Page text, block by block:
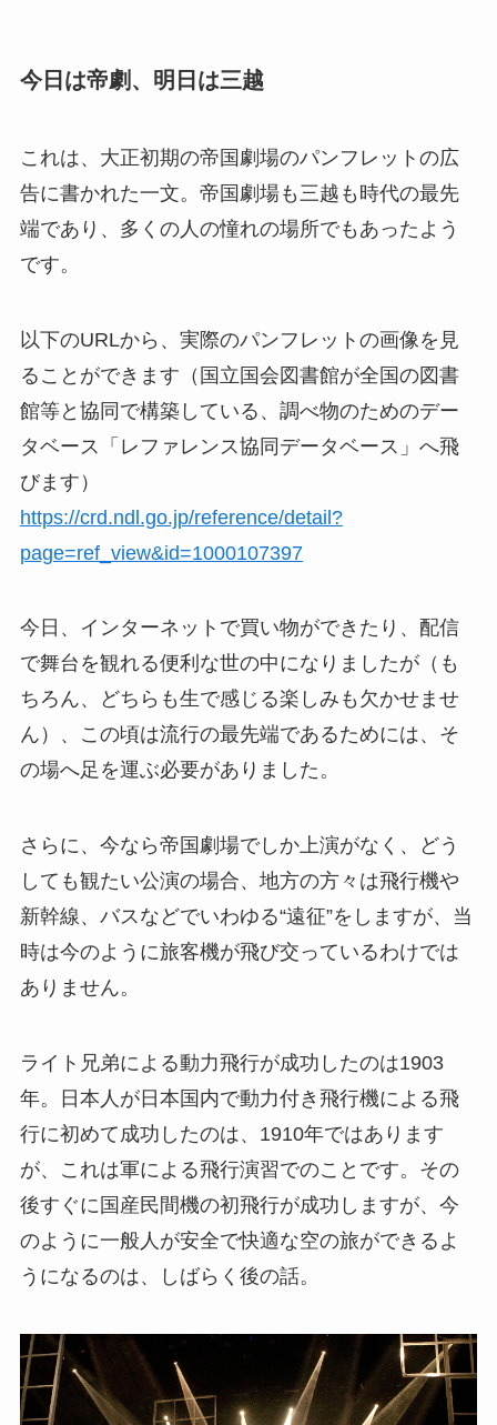
今日は帝劇、明日は三越
これは、大正初期の帝国劇場のパンフレットの広
告に書かれた一文。帝国劇場も三越も時代の最先
端であり、多くの人の憧れの場所でもあったよう
です。
以下のURLから、実際のパンフレットの画像を見
ることができます（国立国会図書館が全国の図書
館等と協同で構築している、調べ物のためのデー
タベース「レファレンス協同データベース」へ飛
びます）
https://crd.ndl.go.jp/reference/detail?
page=ref_view&id=1000107397
今日、インターネットで買い物ができたり、配信
で舞台を観れる便利な世の中になりましたが（も
ちろん、どちらも生で感じる楽しみも欠かせませ
ん）、この頃は流行の最先端であるためには、そ
の場へ足を運ぶ必要がありました。
さらに、今なら帝国劇場でしか上演がなく、どう
しても観たい公演の場合、地方の方々は飛行機や
新幹線、バスなどでいわゆる“遠征”をしますが、当
時は今のように旅客機が飛び交っているわけでは
ありません。
ライト兄弟による動力飛行が成功したのは1903
年。日本人が日本国内で動力付き飛行機による飛
行に初めて成功したのは、1910年ではあります
が、これは軍による飛行演習でのことです。その
後すぐに国産民間機の初飛行が成功しますが、今
のように一般人が安全で快適な空の旅ができるよ
うになるのは、しばらく後の話。